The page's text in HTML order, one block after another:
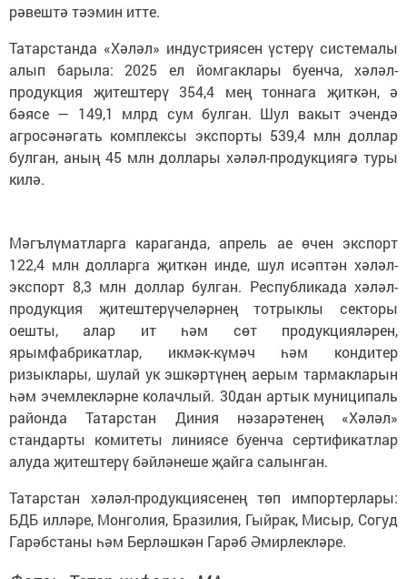
рәвештә тәэмин итте.
Татарстанда «Хәләл» индустриясен үстерү системалы
алып барыла: 2025 ел йомгаклары буенча, хәләл-
продукция җитештерү 354,4 мең тоннага җиткән, ә
бәясе — 149,1 млрд сум булган. Шул вакыт эчендә
агросәнәгать комплексы экспорты 539,4 млн доллар
булган, аның 45 млн доллары хәләл-продукциягә туры
килә.
Мәгълүматларга караганда, апрель ае өчен экспорт
122,4 млн долларга җиткән инде, шул исәптән хәләл-
экспорт 8,3 млн доллар булган. Республикада хәләл-
продукция җитештерүчеләрнең тотрыклы секторы
оешты, алар ит һәм сөт продукцияләрен,
ярымфабрикатлар, икмәк-күмәч һәм кондитер
ризыклары, шулай ук эшкәртүнең аерым тармакларын
һәм эчемлекләрне колачлый. 30дан артык муниципаль
районда Татарстан Диния нәзарәтенең «Хәләл»
стандарты комитеты линиясе буенча сертификатлар
алуда җитештерү бәйләнеше җайга салынган.
Татарстан хәләл-продукциясенең төп импортерлары:
БДБ илләре, Монголия, Бразилия, Гыйрак, Мисыр, Согуд
Гарәбстаны һәм Берләшкән Гарәб Әмирлекләре.